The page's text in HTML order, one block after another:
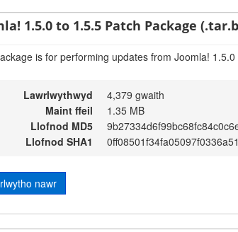
1.5.0 to 1.5.5 Patch Package
is for performing updates from Joomla!
Lawrlwythwyd
4,379 gwaith
Maint ffeil
1.35 MB
Llofnod MD5
Llofnod SHA1
nawr